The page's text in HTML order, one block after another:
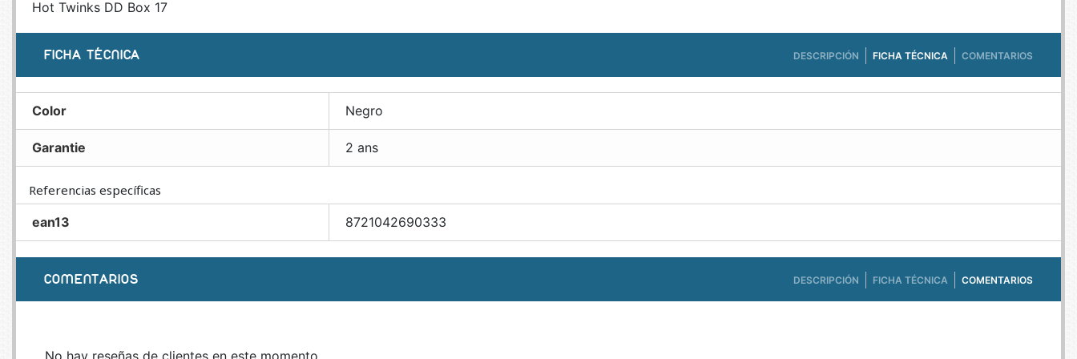
Hot Twinks DD Box 17
FICHA TÉCNICA DESCRIPCIÓN FICHA TÉCNICA COMENTARIOS
Color Negro
Garantie 2 ans
Referencias específicas
ean13
8721042690333
COMENTARIOS DESCRIPCIÓN FICHA TÉCNICA COMENTARIOS
No hay reseñas de clientes en este momento.